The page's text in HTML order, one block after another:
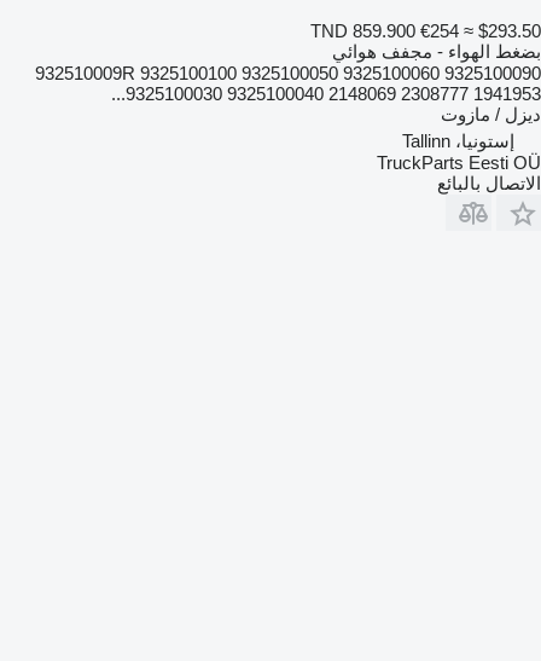
TND 859.900 €254 ≈ $293.50
بضغط الهواء - مجفف هوائي
9325100090 932510009R 9325100100 9325100050 9325100060
9325100030 9325100040 2148069 2308777 1941953...
ديزل / مازوت
إستونيا، Tallinn
TruckParts Eesti OÜ
الاتصال بالبائع